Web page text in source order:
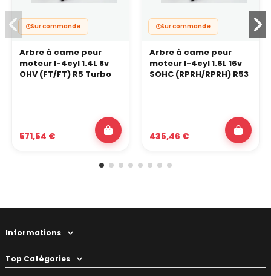
Sur commande
Arbre à came pour
moteur I-4cyl 1.4L 8v
OHV (FT/FT) R5 Turbo
571,54 €
Sur commande
Arbre à came pour
moteur I-4cyl 1.6L 16v
SOHC (RPRH/RPRH) R53
435,46 €
Informations
Top Catégories